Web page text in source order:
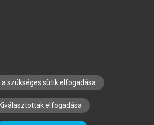
CÉGEKNEK KÖNYVTÁROSOKNAK
ÉS LEKTORÁLÁSI ALAPELVEK
a szükséges sütik elfogadása
Kiválasztottak elfogadása